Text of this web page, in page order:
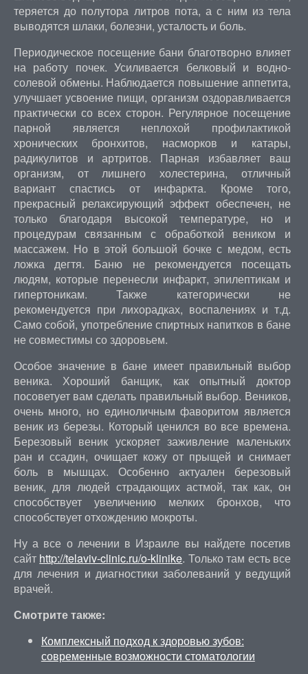
теряется до полутора литров пота, а с ним из тела
выводятся шлаки, болезни, усталость и боль.
Периодическое посещение бани благотворно влияет
на работу почек. Усиливается белковый и водно-
солевой обмены. Наблюдается повышение аппетита,
улучшает усвоение пищи, организм оздоравливается
практически со всех сторон. Регулярное посещение
парной является неплохой профилактикой
хронических бронхитов, насморков и катары,
радикулитов и артритов. Парная избавляет ваш
организм, от лишнего холестерина, отличный
вариант спастись от инфаркта. Кроме того,
прекрасный релаксирующий эффект обеспечен, не
только благодаря высокой температуре, но и
процедурам связанным с обработкой веником и
массажем. Но в этой большой бочке с медом, есть
ложка дегтя. Баню не рекомендуется посещать
людям, которые перенесли инфаркт, эпилептикам и
гипертоникам. Также категорически не
рекомендуется при лихорадках, воспалениях и т.д.
Само собой, употребление спиртных напитков в бане
не совместимы со здоровьем.
Особое значение в бане имеет правильный выбор
веника. Хороший банщик, как опытный доктор
посоветует вам сделать правильный выбор. Веников,
очень много, но единоличным фаворитом является
веник из березы. Который ценился во все времена.
Березовый веник ускоряет заживление маленьких
ран и ссадин, очищает кожу от прыщей и снимает
боль в мышцах. Особенно актуален березовый
веник, для людей страдающих астмой, так как, он
способствует увеличению мелких бронхов, что
способствует отхождению мокроты.
Ну а все о лечении в Израиле вы найдете посетив
сайт http://telaviv-clinic.ru/o-klinike. Только там есть все
для лечения и диагностики заболеваний у ведущий
врачей.
Смотрите также:
Комплексный подход к здоровью зубов:
современные возможности стоматологии